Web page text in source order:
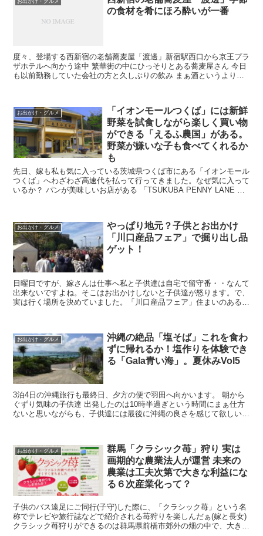
の食材を肴にほろ酔いが一番
度々、登場する西新宿の老舗蕎麦屋「渡邊」新宿駅西口から京王プラ
ザホテルへ向かう途中 繁華街の中にひっそりとある蕎麦屋さん 今日
も以前勤務していた会社の方と久しぶりの飲み まぁ酒というより肴
お出かけ・グルメ
「イオンモールつくば」には新鮮
野菜を試食しながら楽しく買い物
ができる「えるふ農国」がある。
野菜が嫌いな子も食べてくれるか
も
先日、嫁も私も気に入っている茨城県つくば市にある「イオンモール
つくば」へわざわざ高速代を払って行ってきました。なぜ気に入って
いるか？ パンが美味しいお店がある 「TSUKUBA PENNY LANE つ
お出かけ・グルメ
やっぱり地元？子供とお出かけ
「川口産品フェア」で掘り出し品
ゲット！
日曜日ですが、嫁さんは仕事へ私と子供達は自宅で留守番・・なんて
出来ないですよね。そこはお出かけしないと子供達が怒ります。で、
実は行く場所を決めていました。「川口産品フェア」住まいのある川
お出かけ・グルメ
沖縄の絶品「塩そば」これを食わ
ずに帰れるか！塩作りを体験でき
る「Gala青い海」。夏休みVol5
3泊4日の沖縄旅行も最終日、夕方の便で羽田へ向かいます。 朝から
ぐずり気味の子供達 出発したのは10時半過ぎという時間にまぁ仕方
ないと思いながらも、子供達には最後に沖縄の良さを感じて欲しい。
お出かけ・グルメ
群馬「クラシック苺」狩り 実は
画期的な農業法人が運営 未来の
農業は工夫次第で大きな利益にな
る６次産業化って？
子供のバス遠足にご同行(子守)した際に、「クラシック苺」という名
称でテレビや旅行誌などで紹介される苺狩りを楽しんだぁ(嫁と長女)
クラシック苺狩りができるのは群馬県前橋市郊外の畑の中で、大きな